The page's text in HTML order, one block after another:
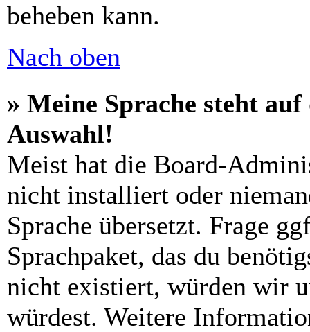
beheben kann.
Nach oben
» Meine Sprache steht
Auswahl!
Meist hat die Board-
nicht installiert oder
Sprache übersetzt. Frage
Sprachpaket, das du
nicht existiert, würden wir
würdest. Weitere